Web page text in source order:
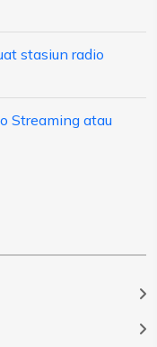
stasiun radio
Streaming atau